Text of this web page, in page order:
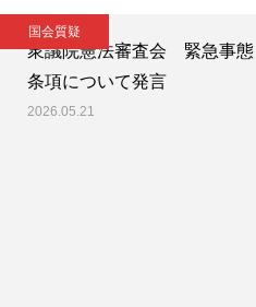
国会質疑
衆議院憲法審査会 緊急事態
条項について発言
2026.05.21